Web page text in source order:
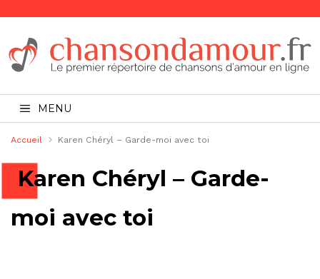
MENU
Accueil Karen Chéryl – Garde-moi avec toi
Karen Chéryl – Garde-
moi avec toi